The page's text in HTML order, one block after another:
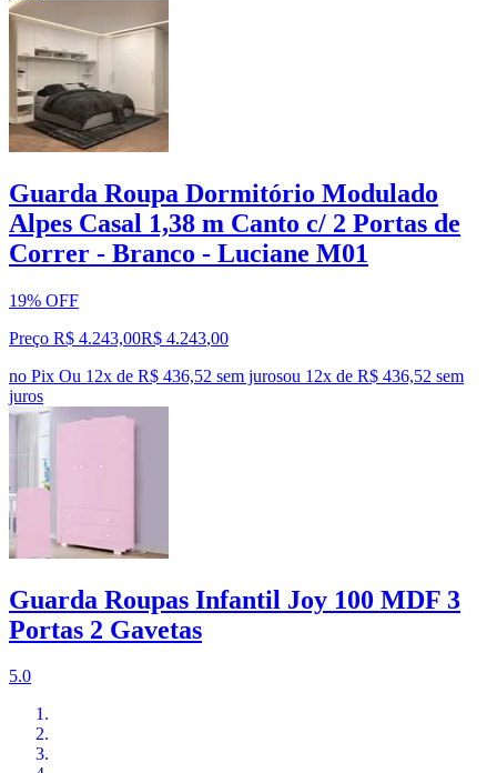
Guarda Roupa Dormitório Modulado
Alpes Casal 1,38 m Canto c/ 2 Portas de
Correr - Branco - Luciane M01
19% OFF
Preço R$ 4.243,00R$ 4.243,00
no Pix Ou 12x de R$ 436,52 sem jurosou 12x de R$ 436,52 sem
juros
Guarda Roupas Infantil Joy 100 MDF 3
Portas 2 Gavetas
5.0